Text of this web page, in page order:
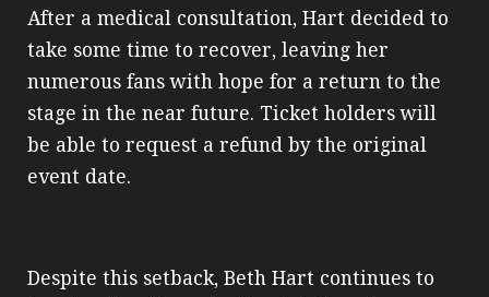
After a medical consultation, Hart decided to
take some time to recover, leaving her
numerous fans with hope for a return to the
stage in the near future. Ticket holders will
be able to request a refund by the original
event date.
Despite this setback, Beth Hart continues to